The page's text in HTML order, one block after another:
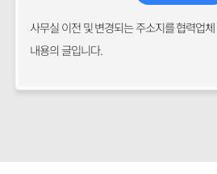
사무실 이전 및 변경되는 주소지를 협력업
내용의 글입니다.